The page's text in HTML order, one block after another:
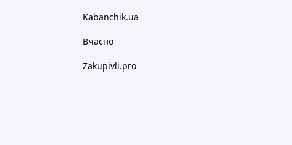
Kabanchik.ua
Вчасно
Zakupivli.pro